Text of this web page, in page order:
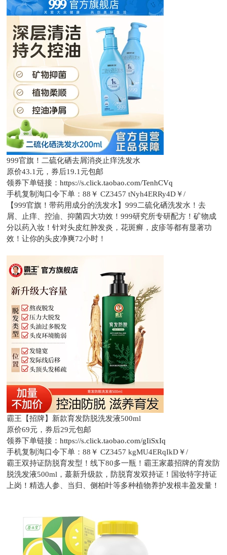
999官旗！二硫化硒去屑消炎止痒洗发水
原价43.1元， 券后19.1元包邮
领券下单链接：https://s.click.taobao.com/TenhCVq
手机复制淘口令下单：88￥ CZ3457 tNyh4ERRy4D￥/
【999官旗！带药用成分的洗发水】999二硫化硒洗发水！去
屑、止痒、控油、抑菌四大功效！999研究所专研配方！矿物成
分以药入妆！针对头皮红肿发炎，花斑癣，皮疹等都有显著功
效！让你的头皮净爽72小时！
霸王【招牌】新款育发防脱洗发液500ml
原价69元， 券后29元包邮
领券下单链接：https://s.click.taobao.com/gIiSxIq
手机复制淘口令下单：88￥ CZ3457 kgMU4ERqIkD￥/
霸王双持证防脱育发型！线下80多一瓶！霸王家蕞招牌的育发防
脱洗发液500ml，蕞新升级款，防脱育发双持证！国妆特字持证
上岗！精选人参、当归、侧柏叶等多种植物养护发根丰盈发量！